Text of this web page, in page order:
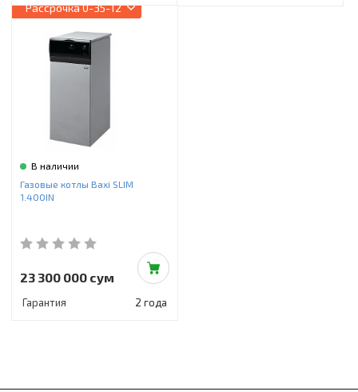
Рассрочка0-35-12
В наличии
Газовые котлы Baxi SLIM
1.400IN
23 300 000 сум
Гарантия 2 года